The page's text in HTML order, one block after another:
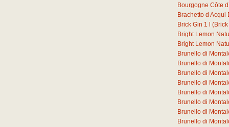
Bourgogne Côte
Brachetto d Acqui
Brick Gin 1
Bright Lemon
Bright Lemon
Brunello di
Brunello di
Brunello di
Brunello di
Brunello di
Brunello di
Brunello di
Brunello di